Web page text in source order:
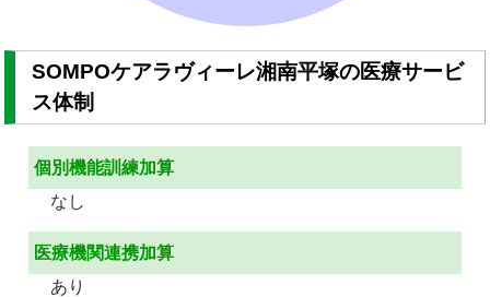
SOMPOケアラヴィーレ湘南平塚の医療サービ
ス体制
個別機能訓練加算
なし
医療機関連携加算
あり